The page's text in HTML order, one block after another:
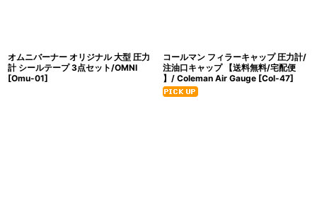
オムニバーナー オリジナル 大型 圧力
計 シールテープ 3点セット/OMNI
[Omu-01]
コールマン フィラーキャップ 圧力計/
注油口キャップ 【送料無料/宅配便
】/ Coleman Air Gauge [Col-47]